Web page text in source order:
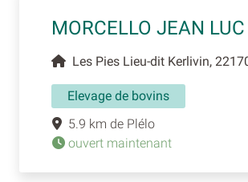
MORCELLO JEAN LUC
Les Pies Lieu-dit Kerlivin,
Elevage de bovins
5.9 km de Plélo
ouvert maintenant